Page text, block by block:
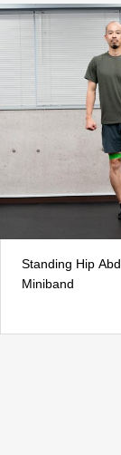
Standing Hip
Miniband